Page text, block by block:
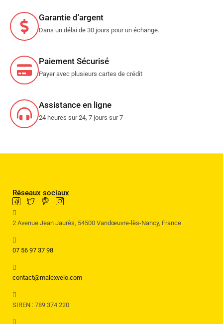
Garantie d'argent
Dans un délai de 30 jours pour un échange.
Paiement Sécurisé
Payer avec plusieurs cartes de crédit
Assistance en ligne
24 heures sur 24, 7 jours sur 7
Réseaux sociaux
2 Avenue Jean Jaurès, 54500 Vandœuvre-lès-Nancy, France
07 56 97 37 98
contact@malexvelo.com
SIREN : 789 374 220